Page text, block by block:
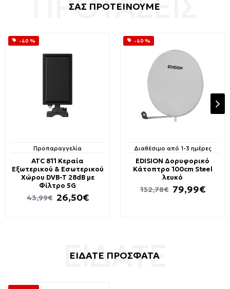
ΣΑΣ ΠΡΟΤΕΙΝΟΥΜΕ
-40 %
Προπαραγγελία
ATC 811 Κεραία
Εξωτερικού & Εσωτερικού
Χώρου DVB-T 28dB με
Φίλτρο 5G
26,50€
43,99€
-40 %
Διαθέσιμο από 1-3 ημέρες
EDISION Δορυφορικό
Κάτοπτρο 100cm Steel
λευκό
79,99€
132,78€
ΕΙΔΑΤΕ ΠΡΟΣΦΑΤΑ